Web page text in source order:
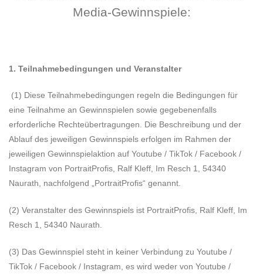
Media-Gewinnspiele:
1. Teilnahmebedingungen und Veranstalter
(1) Diese Teilnahmebedingungen regeln die Bedingungen für
eine Teilnahme an Gewinnspielen sowie gegebenenfalls
erforderliche Rechteübertragungen. Die Beschreibung und der
Ablauf des jeweiligen Gewinnspiels erfolgen im Rahmen der
jeweiligen Gewinnspielaktion auf Youtube / TikTok / Facebook /
Instagram von PortraitProfis, Ralf Kleff, Im Resch 1, 54340
Naurath, nachfolgend „PortraitProfis“ genannt.
(2) Veranstalter des Gewinnspiels ist PortraitProfis, Ralf Kleff, Im
Resch 1, 54340 Naurath.
(3) Das Gewinnspiel steht in keiner Verbindung zu Youtube /
TikTok / Facebook / Instagram, es wird weder von Youtube /